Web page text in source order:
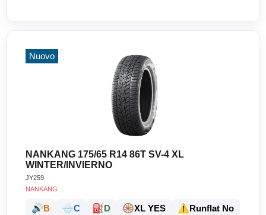
Nuovo
NANKANG 175/65 R14 86T SV-4 XL
WINTER/INVIERNO
JY259
NANKANG
🔊B 🌧️C ⛽D 🛞XL YES ⚠️Runflat No